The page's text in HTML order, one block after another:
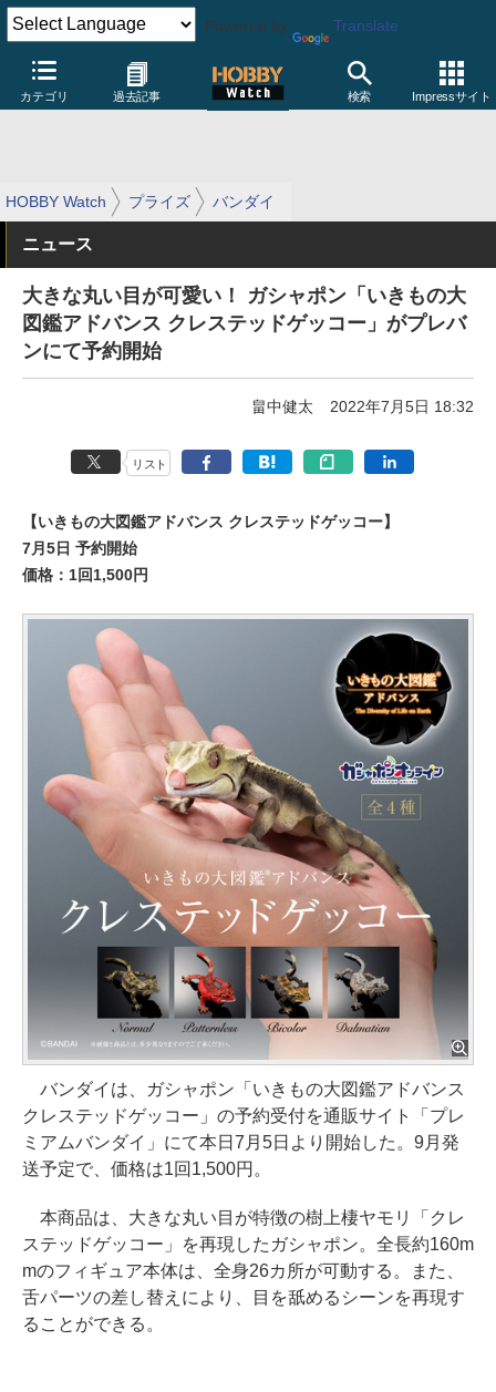
Powered by Translate
カテゴリ 過去記事 検索 Impressサイト
HOBBY Watch プライズ バンダイ
ニュース
大きな丸い目が可愛い！ ガシャポン「いきもの大
図鑑アドバンス クレステッドゲッコー」がプレバ
ンにて予約開始
畠中健太 2022年7月5日 18:32
リスト
【いきもの大図鑑アドバンス クレステッドゲッコー】
7月5日 予約開始
価格：1回1,500円
バンダイは、ガシャポン「いきもの大図鑑アドバンス
クレステッドゲッコー」の予約受付を通販サイト「プレ
ミアムバンダイ」にて本日7月5日より開始した。9月発
送予定で、価格は1回1,500円。
本商品は、大きな丸い目が特徴の樹上棲ヤモリ「クレ
ステッドゲッコー」を再現したガシャポン。全長約160m
mのフィギュア本体は、全身26カ所が可動する。また、
舌パーツの差し替えにより、目を舐めるシーンを再現す
ることができる。